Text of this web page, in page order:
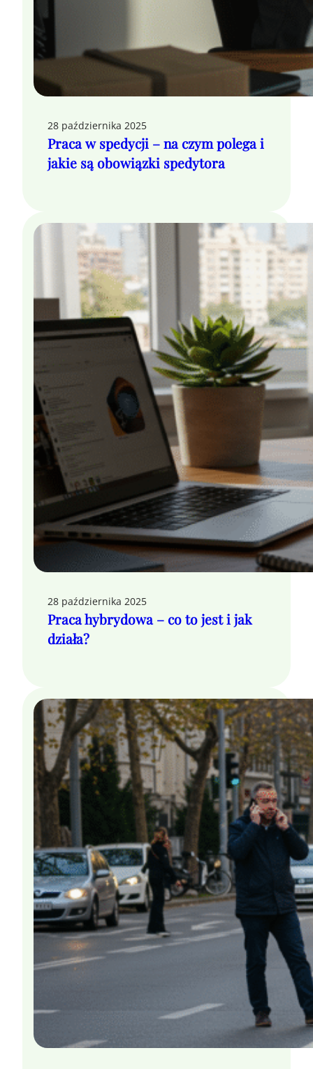
28 października 2025
Praca w spedycji – na czym polega i
jakie są obowiązki spedytora
28 października 2025
Praca hybrydowa – co to jest i jak
działa?